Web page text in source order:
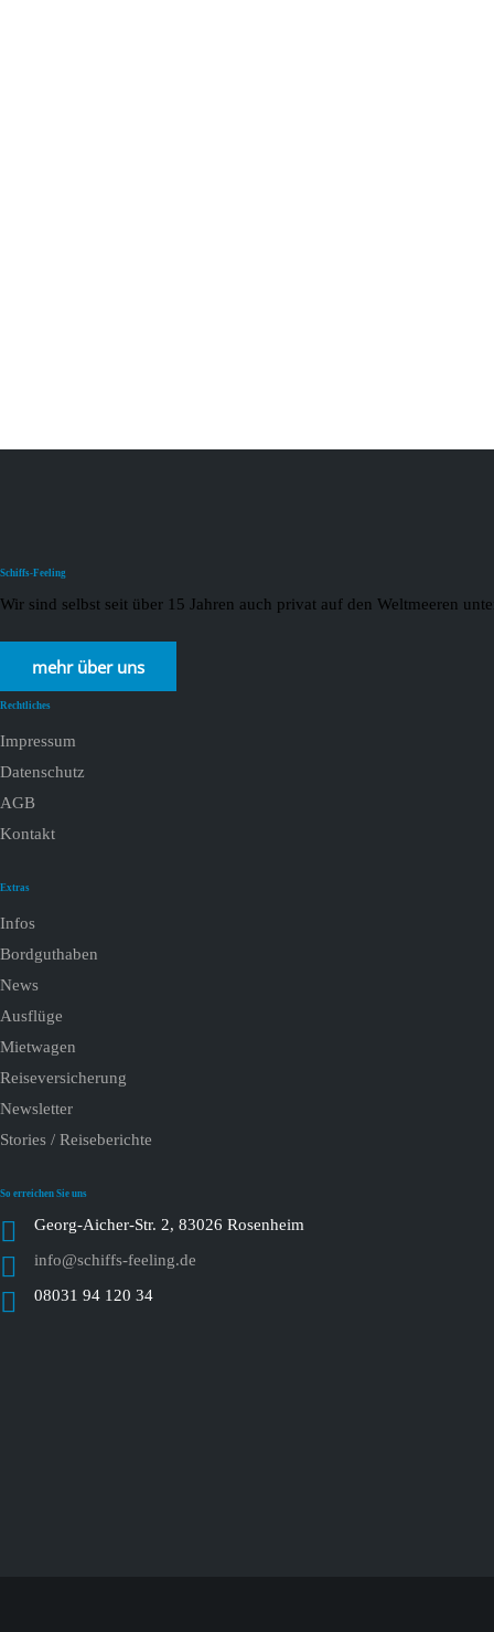
Schiffs-Feeling
Wir sind selbst seit über 15 Jahren auch privat auf den Weltmeeren
mehr über uns
Rechtliches
Impressum
Datenschutz
AGB
Kontakt
Extras
Infos
Bordguthaben
News
Ausflüge
Mietwagen
Reiseversicherung
Newsletter
Stories / Reiseberichte
So erreichen Sie uns
Georg-Aicher-Str. 2, 83026 Rosenheim
info@schiffs-feeling.de
08031 94 120 34